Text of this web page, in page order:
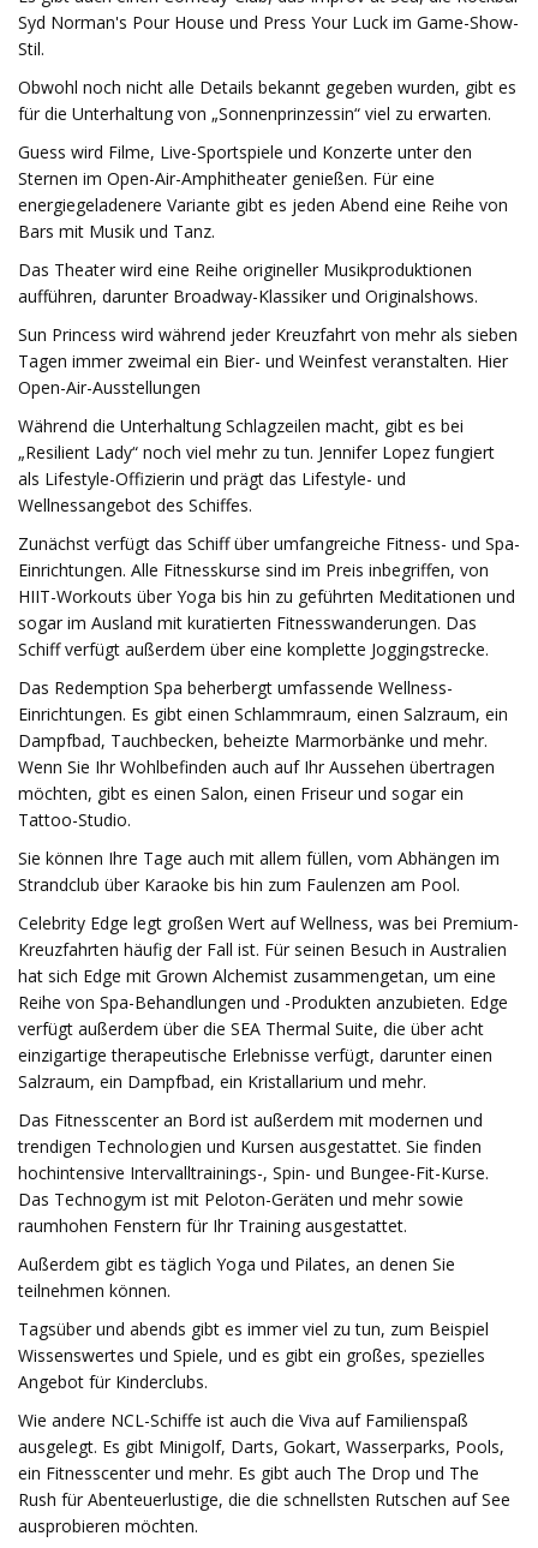
Syd Norman's Pour House und Press Your Luck im Game-Show-
Stil.
Obwohl noch nicht alle Details bekannt gegeben wurden, gibt es
für die Unterhaltung von „Sonnenprinzessin“ viel zu erwarten.
Guess wird Filme, Live-Sportspiele und Konzerte unter den
Sternen im Open-Air-Amphitheater genießen. Für eine
energiegeladenere Variante gibt es jeden Abend eine Reihe von
Bars mit Musik und Tanz.
Das Theater wird eine Reihe origineller Musikproduktionen
aufführen, darunter Broadway-Klassiker und Originalshows.
Sun Princess wird während jeder Kreuzfahrt von mehr als sieben
Tagen immer zweimal ein Bier- und Weinfest veranstalten. Hier
Open-Air-Ausstellungen
Während die Unterhaltung Schlagzeilen macht, gibt es bei
„Resilient Lady“ noch viel mehr zu tun. Jennifer Lopez fungiert
als Lifestyle-Offizierin und prägt das Lifestyle- und
Wellnessangebot des Schiffes.
Zunächst verfügt das Schiff über umfangreiche Fitness- und Spa-
Einrichtungen. Alle Fitnesskurse sind im Preis inbegriffen, von
HIIT-Workouts über Yoga bis hin zu geführten Meditationen und
sogar im Ausland mit kuratierten Fitnesswanderungen. Das
Schiff verfügt außerdem über eine komplette Joggingstrecke.
Das Redemption Spa beherbergt umfassende Wellness-
Einrichtungen. Es gibt einen Schlammraum, einen Salzraum, ein
Dampfbad, Tauchbecken, beheizte Marmorbänke und mehr.
Wenn Sie Ihr Wohlbefinden auch auf Ihr Aussehen übertragen
möchten, gibt es einen Salon, einen Friseur und sogar ein
Tattoo-Studio.
Sie können Ihre Tage auch mit allem füllen, vom Abhängen im
Strandclub über Karaoke bis hin zum Faulenzen am Pool.
Celebrity Edge legt großen Wert auf Wellness, was bei Premium-
Kreuzfahrten häufig der Fall ist. Für seinen Besuch in Australien
hat sich Edge mit Grown Alchemist zusammengetan, um eine
Reihe von Spa-Behandlungen und -Produkten anzubieten. Edge
verfügt außerdem über die SEA Thermal Suite, die über acht
einzigartige therapeutische Erlebnisse verfügt, darunter einen
Salzraum, ein Dampfbad, ein Kristallarium und mehr.
Das Fitnesscenter an Bord ist außerdem mit modernen und
trendigen Technologien und Kursen ausgestattet. Sie finden
hochintensive Intervalltrainings-, Spin- und Bungee-Fit-Kurse.
Das Technogym ist mit Peloton-Geräten und mehr sowie
raumhohen Fenstern für Ihr Training ausgestattet.
Außerdem gibt es täglich Yoga und Pilates, an denen Sie
teilnehmen können.
Tagsüber und abends gibt es immer viel zu tun, zum Beispiel
Wissenswertes und Spiele, und es gibt ein großes, spezielles
Angebot für Kinderclubs.
Wie andere NCL-Schiffe ist auch die Viva auf Familienspaß
ausgelegt. Es gibt Minigolf, Darts, Gokart, Wasserparks, Pools,
ein Fitnesscenter und mehr. Es gibt auch The Drop und The
Rush für Abenteuerlustige, die die schnellsten Rutschen auf See
ausprobieren möchten.